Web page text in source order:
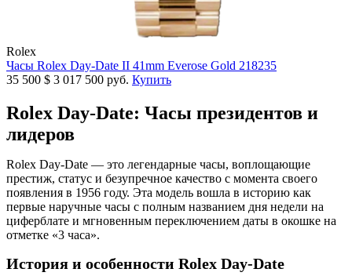
Rolex
Часы Rolex Day-Date II 41mm Everose Gold 218235
35 500 $ 3 017 500 руб. Купить
Rolex Day-Date: Часы президентов и
лидеров
Rolex Day-Date — это легендарные часы, воплощающие
престиж, статус и безупречное качество с момента своего
появления в 1956 году. Эта модель вошла в историю как
первые наручные часы с полным названием дня недели на
циферблате и мгновенным переключением даты в окошке на
отметке «3 часа».
История и особенности Rolex Day-Date